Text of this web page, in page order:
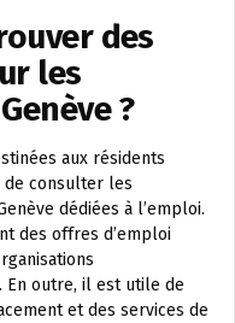
des
les
?
aux résidents
de consulter les
dédiées à l’emploi.
des offres d’emploi
outre, il est utile de
et des services de